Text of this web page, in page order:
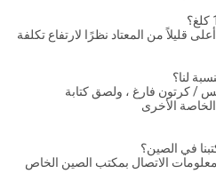
قليلاً من المعتاد نظرًا لارتفاع تكلفة
لنا؟
/ كرتون فارغ ، ولصق كتابة
الخاصة الأخرى
في الصين؟
الاتصال بمكتب الصين الخاص